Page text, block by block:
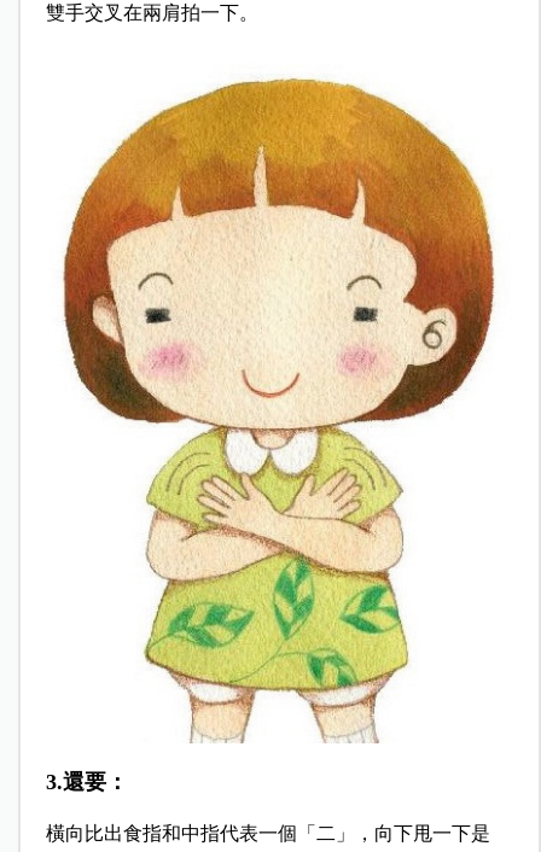
雙手交叉在兩肩拍一下。
3.還要：
橫向比出食指和中指代表一個「二」，向下甩一下是